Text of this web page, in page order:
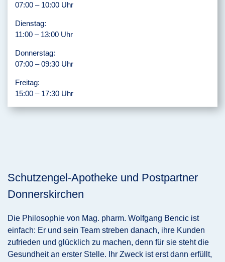
07:00 – 10:00 Uhr
Dienstag:
11:00 – 13:00 Uhr
Donnerstag:
07:00 – 09:30 Uhr
Freitag:
15:00 – 17:30 Uhr
Schutzengel-Apotheke und Postpartner
Donnerskirchen
Die Philosophie von Mag. pharm. Wolfgang Bencic ist
einfach: Er und sein Team streben danach, ihre Kunden
zufrieden und glücklich zu machen, denn für sie steht die
Gesundheit an erster Stelle. Ihr Zweck ist erst dann erfüllt,